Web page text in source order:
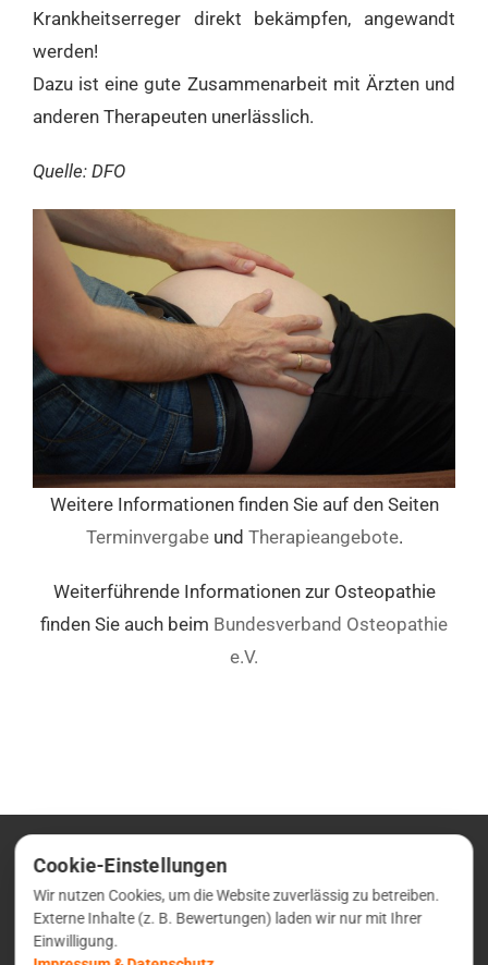
Krankheitserreger direkt bekämpfen, angewandt
werden!
Dazu ist eine gute Zusammenarbeit mit Ärzten und
anderen Therapeuten unerlässlich.
Quelle: DFO
Weitere Informationen finden Sie auf den Seiten
Terminvergabeund Therapieangebote.
Weiterführende Informationen zur Osteopathie
finden Sie auch beim Bundesverband Osteopathie
e.V.
Cookie-Einstellungen
Wir nutzen Cookies, um die Website zuverlässig zu betreiben.
Externe Inhalte (z. B. Bewertungen) laden wir nur mit Ihrer
Einwilligung.